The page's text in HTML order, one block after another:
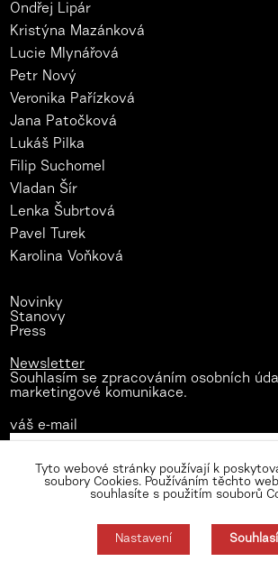
Ondřej Lipár
Kristýna Mazánková
Lucie Mlynářová
Petr Nový
Veronika Pařízková
Jana Patočková
Lukáš Pilka
Filip Suchomel
Vladan Šír
Lenka Šubrtová
Pavel Turek
Karolina Voňková
Novinky
Stanovy
Press
Newsletter
Souhlasím se zpracováním osobních
marketingové komunikace.
váš e-mail
Zásady zpracování osobních údajů
Nastavení cookies
Tyto webové stránky používají k
soubory Cookies. Používáním těchto
souhlasíte s použitím souborů
Nastavení